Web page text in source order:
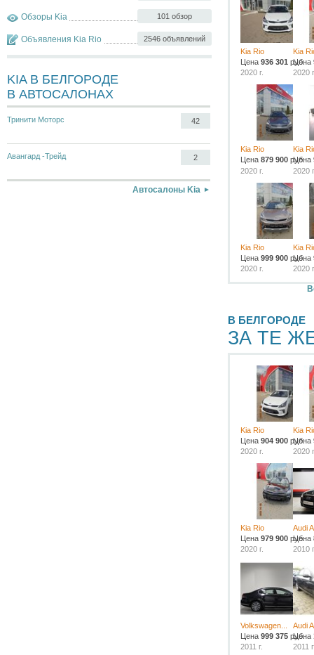
101 обзор
Обзоры Kia
2546 объявлений
Объявления Kia Rio
KIA В БЕЛГОРОДЕ
В АВТОСАЛОНАХ
Тринити Моторс 42
Авангард -Трейд 2
Автосалоны Kia
Kia Rio
Цена 936 301 руб.
2020 г.
Kia
Цена
2020
Kia Rio
Цена 879 900 руб.
2020 г.
Kia
Цена
2020
Kia Rio
Цена 999 900 руб.
2020 г.
Kia
Цена
2020
В БЕЛГОРОДЕ
ЗА ТЕ
Kia Rio
Цена 904 900 руб.
2020 г.
Kia
Цена
2020
Kia Rio
Цена 979 900 руб.
2020 г.
Audi
Цена
2010
Volkswagen...
Цена 999 375 руб.
2011 г.
Audi
Цена
2011